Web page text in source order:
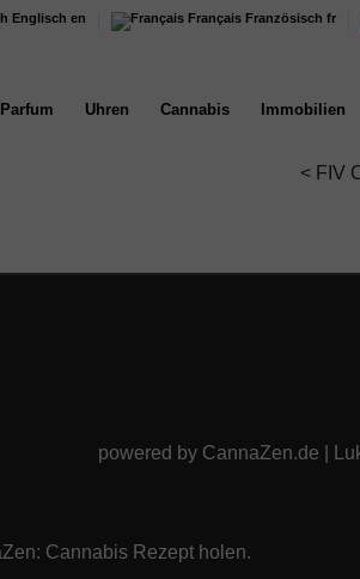
Englisch en Français Französisch fr
Parfum Uhren Cannabis Immobilien
< FIV
powered by CannaZen.de
Cannabis Rezept holen.